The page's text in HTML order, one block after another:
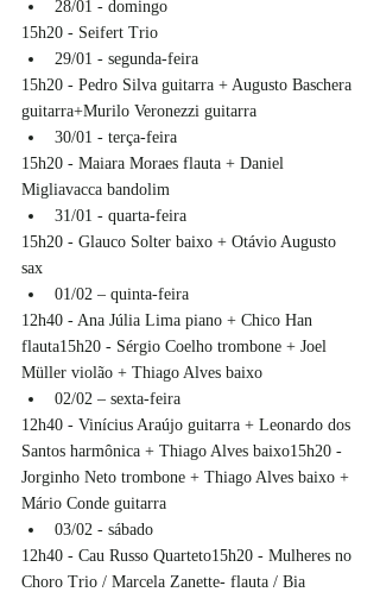
28/01 - domingo
15h20 - Seifert Trio
29/01 - segunda-feira
15h20 - Pedro Silva guitarra + Augusto Baschera
guitarra+Murilo Veronezzi guitarra
30/01 - terça-feira
15h20 - Maiara Moraes flauta + Daniel
Migliavacca bandolim
31/01 - quarta-feira
15h20 - Glauco Solter baixo + Otávio Augusto
sax
01/02 – quinta-feira
12h40 - Ana Júlia Lima piano + Chico Han
flauta15h20 - Sérgio Coelho trombone + Joel
Müller violão + Thiago Alves baixo
02/02 – sexta-feira
12h40 - Vinícius Araújo guitarra + Leonardo dos
Santos harmônica + Thiago Alves baixo15h20 -
Jorginho Neto trombone + Thiago Alves baixo +
Mário Conde guitarra
03/02 - sábado
12h40 - Cau Russo Quarteto15h20 - Mulheres no
Choro Trio / Marcela Zanette- flauta / Bia